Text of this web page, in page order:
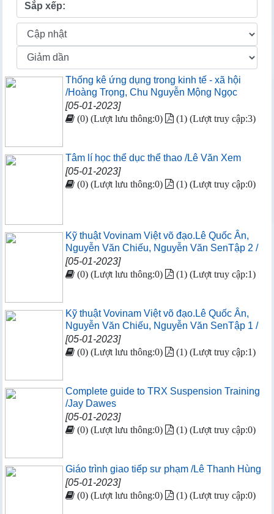
Sắp xếp:
Thống kê ứng dụng trong kinh tế - xã hội
/Hoàng Trọng, Chu Nguyễn Mộng Ngọc
[05-01-2023]
(0) (Lượt lưu thông:0) (1) (Lượt truy cập:3)
Tâm lí học thể dục thể thao /Lê Văn Xem
[05-01-2023]
(0) (Lượt lưu thông:0) (1) (Lượt truy cập:0)
Kỹ thuật Vovinam Việt võ đạo.Lê Quốc Ân,
Nguyễn Văn Chiếu, Nguyễn Văn SenTập 2 /
[05-01-2023]
(0) (Lượt lưu thông:0) (1) (Lượt truy cập:1)
Kỹ thuật Vovinam Việt võ đạo.Lê Quốc Ân,
Nguyễn Văn Chiếu, Nguyễn Văn SenTập 1 /
[05-01-2023]
(0) (Lượt lưu thông:0) (1) (Lượt truy cập:1)
Complete guide to TRX Suspension Training
/Jay Dawes
[05-01-2023]
(0) (Lượt lưu thông:0) (1) (Lượt truy cập:0)
Giáo trình giao tiếp sư phạm /Lê Thanh Hùng
[05-01-2023]
(0) (Lượt lưu thông:0) (1) (Lượt truy cập:0)